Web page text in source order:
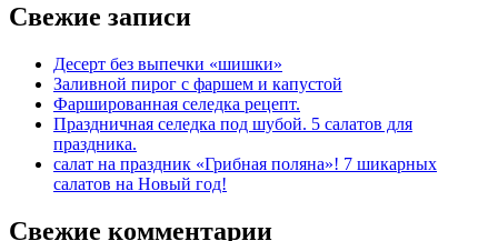
Свежие записи
Десерт без выпечки «шишки»
Заливной пирог с фаршем и капустой
Фаршированная селедка рецепт.
Праздничная селедка под шубой. 5 салатов для
праздника.
салат на праздник «Грибная поляна»! 7 шикарных
салатов на Новый год!
Свежие комментарии